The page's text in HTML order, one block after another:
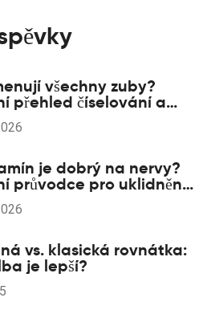
všechny zuby?
přehled číselování a
je dobrý na nervy?
průvodce pro uklidnění
vs. klasická rovnátka:
je lepší?